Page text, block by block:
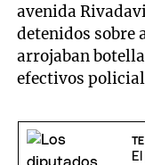
avenida
detenidos sobre
arrojaban
efectivos